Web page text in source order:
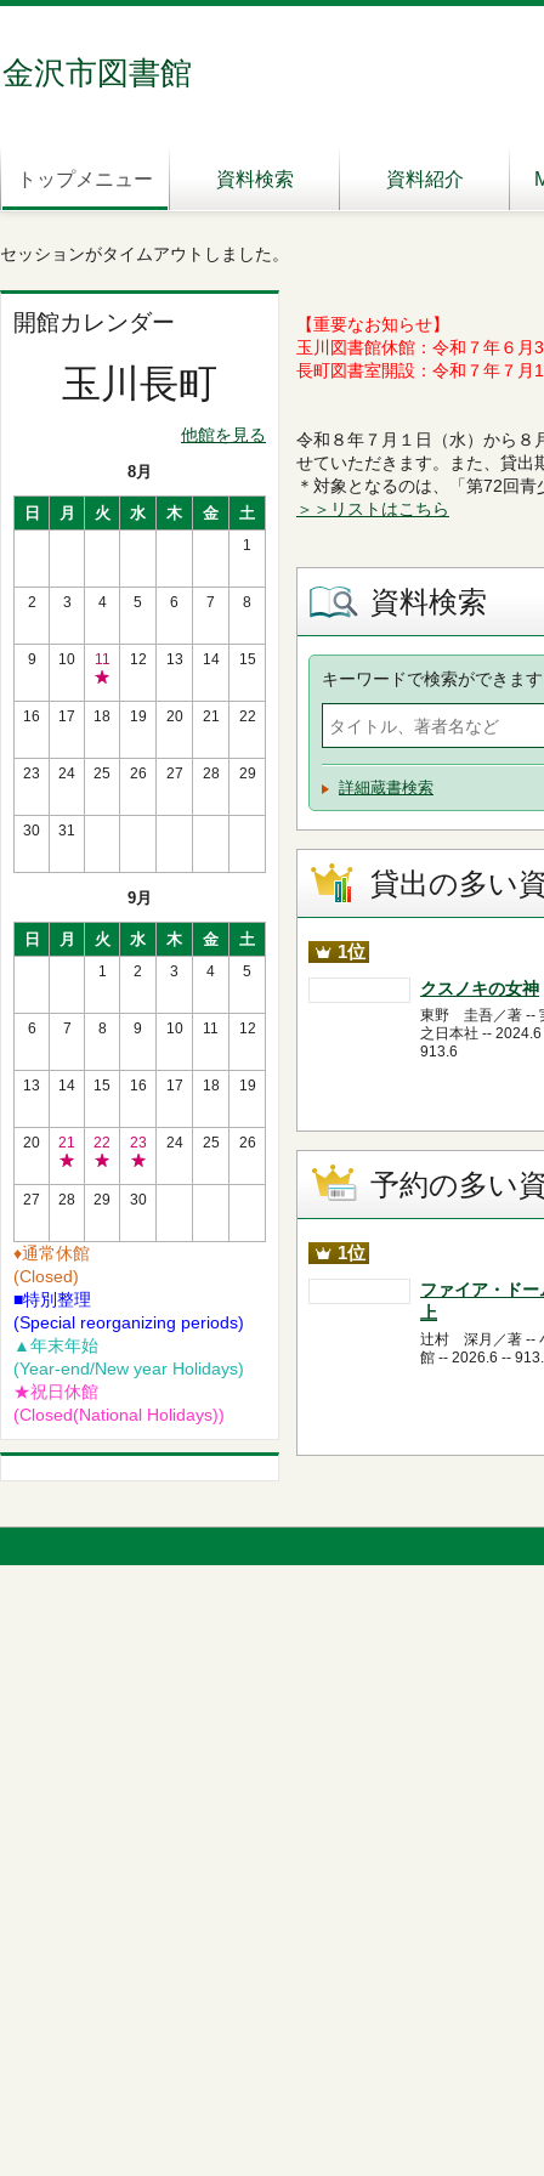
金沢市図書館
トップメニュー 資料検索 資料紹介
セッションがタイムアウトしました。
開館カレンダー
玉川長町
他館を見る
8月
日 月 火 水 木 金 土
1
2 3 4 5 6 7 8
9 10
11
祝
日
館
12 13 14 15
16 17 18 19 20 21 22
23 24 25 26 27 28 29
30 31
9月
日 月 火 水 木 金 土
1 2 3 4 5
6 7 8 9 10 11 12
13 14 15 16 17 18 19
20
21
祝
日
館
22
祝
日
館
23
祝
日
館
24 25 26
27 28 29 30
♦通常休館
(Closed)
■特別整理
(Special reorganizing periods)
▲年末年始
(Year-end/New year Holidays)
★祝日休館
(Closed(National Holidays))
【重要なお知らせ】
玉川図書館休館：令和７年６月
長町図書室開設：令和７年７月
令和８年７月１日（水）から８
せていただきます。また、貸出
＊対象となるのは、「第72回
＞＞リストはこちら
資料検索
キーワードで検索ができます
詳細蔵書検索
貸出の多い
1位
クスノキの女神
東野 圭吾／著 --
之日本社 -- 2024.6
913.6
予約の多い
1位
ファイア・ドー
上
辻村 深月／著 --
館 -- 2026.6 --